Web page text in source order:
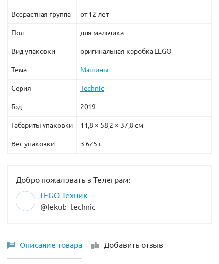
модульных цилиндров различной длины и диаметра,
В набор УЖЕ ВКЛЮЧЕНЫ необходимые элементы
для моторизации:
L-мотор
ВАЖНО!Для набора требуются батарейки, НЕ
Возрастная группа от 12 лет
Пол для мальчика
Вид упаковки оригинальная коробка LEGO
Тема Машины
Серия Technic
Год 2019
Габариты упаковки 11,8 × 58,2 × 37,8 см
Вес упаковки 3 625 г
Добро пожаловать в Телеграм:
LEGO Техник
@lekub_technic
Описание товара Добавить отзыв